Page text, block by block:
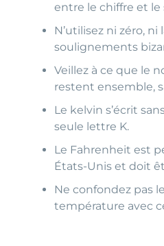
entre le chiffre et le
N’utilisez ni zéro, ni
soulignements
Veillez à ce que le
restent ensemble,
Le kelvin s’écrit
seule lettre K.
Le Fahrenheit est
États-Unis et doit
Ne confondez pas
température avec